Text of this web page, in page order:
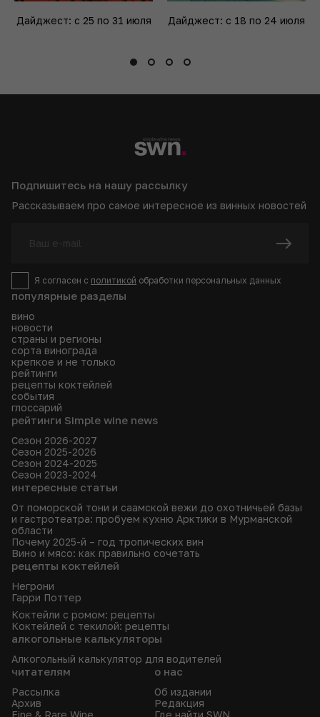
Дайджест: с 25 по 31 июля Дайджест: с 18 по 24 июля
популярные разделы
вино
новости
страны и регионы
сорта винограда
крепкое и не только
рейтинги
рецепты коктейлей
события
глоссарий
рейтинги Simple wine news
Сезон 2026-2027
Сезон 2025-2026
Сезон 2024-2025
Сезон 2023-2024
интересные статьи
От поморской тони и саамской вежи до охотничьей базы
и гастротеатра: пробуем кухню Арктики в Мурманской
области
Почему 2025-й – год тропических вин
Вино и мясо: как правильно сочетать
рецепты коктейлей
Негрони
Гарри Поттер
Коктейли с ромом: рецепты
Коктейлей с текилой: рецепты
алкогольные калькуляторы
Алкогольный калькулятор для водителей
читателям
Рассылка
Архив
Fine & Rare Wine
о нас
Об издании
Редакция
Где найти SWN
Подпишитесь на нашу рассылку
Рассказываем про самое интересное из винных новостей
Я согласен с политикой обработки персональных данных